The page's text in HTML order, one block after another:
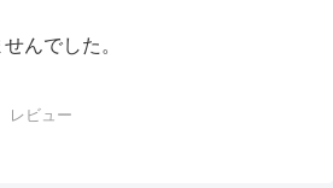
んでした。
ビュー